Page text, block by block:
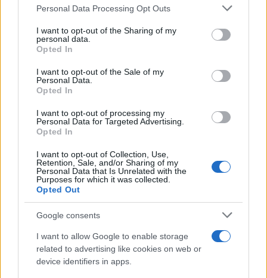
Please note that this website/app uses one or more Google
not limited to your visit or usage behaviour. You may click to
grant or deny consent to Google and its third-party tags to
use your data for below specified purposes in below Google
consent section.
Personal Data Processing Opt Outs
I want to opt-out of the Sharing of my
personal data.
Opted In
I want to opt-out of the Sale of my
Personal Data.
Opted In
I want to opt-out of processing my
Personal Data for Targeted Advertising.
Opted In
I want to opt-out of Collection, Use,
Retention, Sale, and/or Sharing of my
Personal Data that Is Unrelated with the
Purposes for which it was collected.
Opted Out
Google consents
I want to allow Google to enable storage
related to advertising like cookies on web or
device identifiers in apps.
Continua a leggere
B2B NEWS